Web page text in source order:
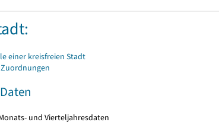
einer kreisfreien Stadt
und Vierteljahresdaten